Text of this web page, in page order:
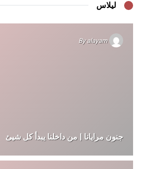
ليلاس
Byalayam
جنون مرايانا | من داخلنا يبدأ كل شيئ